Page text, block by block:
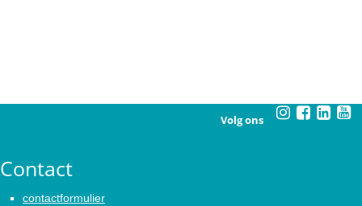
Volg ons
Contact
contactformulier